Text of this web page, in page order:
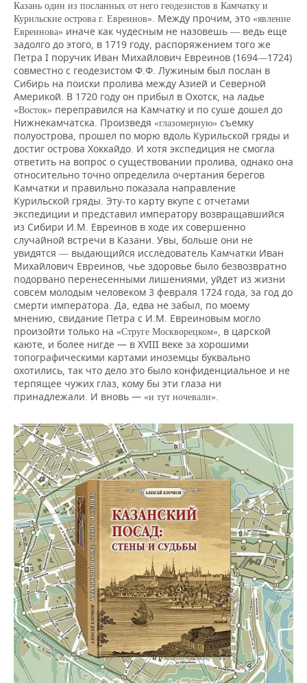
Казань один из посланных от него геодезистов в Камчатку и
Курильские острова г. Евреинов». Между прочим, это «явление
Евреинова» иначе как чудесным не назовешь — ведь еще
задолго до этого, в 1719 году, распоряжением того же
Петра I поручик Иван Михайлович Евреинов (1694—1724)
совместно с геодезистом Ф.Ф. Лужиным был послан в
Сибирь на поиски пролива между Азией и Северной
Америкой. В 1720 году он прибыл в Охотск, на ладье
«Восток» переправился на Камчатку и по суше дошел до
Нижнекамчатска. Произведя «глазомерную» съемку
полуострова, прошел по морю вдоль Курильской гряды и
достиг острова Хоккайдо. И хотя экспедиция не смогла
ответить на вопрос о существовании пролива, однако она
относительно точно определила очертания берегов
Камчатки и правильно показала направление
Курильской гряды. Эту-то карту вкупе с отчетами
экспедиции и представил императору возвращавшийся
из Сибири И.М. Евреинов в ходе их совершенно
случайной встречи в Казани. Увы, больше они не
увидятся — выдающийся исследователь Камчатки Иван
Михайлович Евреинов, чье здоровье было безвозвратно
подорвано перенесенными лишениями, уйдет из жизни
совсем молодым человеком 3 февраля 1724 года, за год до
смерти императора. Да, едва не забыл, по моему
мнению, свидание Петра с И.М. Евреиновым могло
произойти только на «Струге Москворецком», в царской
каюте, и более нигде — в XVIII веке за хорошими
топографическими картами иноземцы буквально
охотились, так что дело это было конфиденциальное и не
терпящее чужих глаз, кому бы эти глаза ни
принадлежали. И вновь — «и тут ночевали».